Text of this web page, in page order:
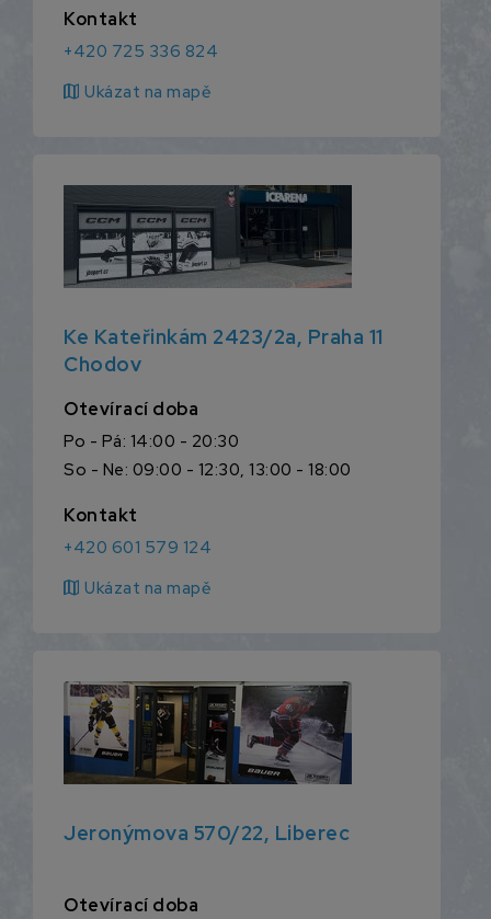
Kontakt
+420 725 336 824
map Ukázat na mapě
Ke Kateřinkám 2423/2a, Praha 11
Chodov
Otevírací doba
Po - Pá: 14:00 - 20:30
So - Ne: 09:00 - 12:30, 13:00 - 18:00
Kontakt
+420 601 579 124
map Ukázat na mapě
Jeronýmova 570/22, Liberec
Otevírací doba